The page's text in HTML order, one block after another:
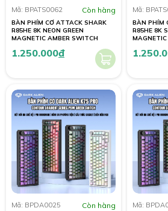
Mã: BPATS0062 Còn hàng
BÀN PHÍM CƠ ATTACK SHARK
R85HE 8K NEON GREEN
MAGNETIC AMBER SWITCH
1.250.000đ
Mã:
BÀN PHÍM
R85HE 8K
Mã: BPDA0025 Còn hàng Mã: